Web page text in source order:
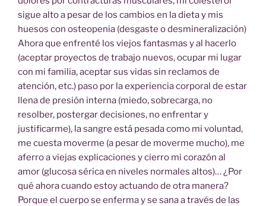
sigue alto a pesar de los cambios en la dieta y mis
huesos con osteopenia (desgaste o desmineralización)
Ahora que enfrenté los viejos fantasmas y al hacerlo
(aceptar proyectos de trabajo nuevos, ocupar mi lugar
con mi familia, aceptar sus vidas sin reclamos de
atención, etc.) paso por la experiencia corporal de estar
llena de presión interna (miedo, sobrecarga, no
resolber, postergar decisiones, no enfrentar y
justificarme), la sangre está pesada como mi voluntad,
me cuesta moverme (a pesar de moverme mucho), me
aferro a viejas explicaciones y cierro mi corazón al
amor (glucosa sérica en niveles normales altos)… ¿Por
qué ahora cuando estoy actuando de otra manera?
Porque el cuerpo se enferma y se sana a través de las